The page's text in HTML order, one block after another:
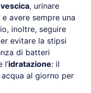
, urinare
e avere sempre una
inoltre, seguire
evitare la stipsi
di batteri
l’idratazione: il
al giorno per